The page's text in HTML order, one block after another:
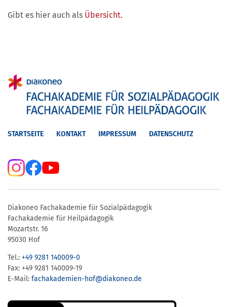
Gibt es hier auch als Übersicht.
STARTSEITE KONTAKT IMPRESSUM DATENSCHUTZ
Diakoneo Fachakademie für Sozialpädagogik
Fachakademie für Heilpädagogik
Mozartstr. 16
95030 Hof
Tel.: +49 9281 140009-0
Fax: +49 9281 140009-19
E-Mail: fachakademien-hof@diakoneo.de